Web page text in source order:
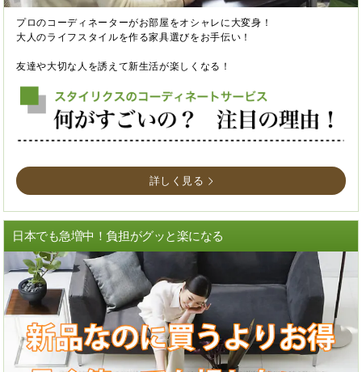
プロのコーディネーターがお部屋をオシャレに大変身！
大人のライフスタイルを作る家具選びをお手伝い！
友達や大切な人を誘えて新生活が楽しくなる！
詳しく見る
日本でも急増中！負担がグッと楽になる